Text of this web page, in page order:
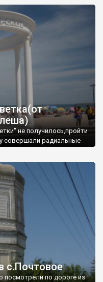
не получилось,пройти
совершали радиальные
с.Почтовое
по дороге из